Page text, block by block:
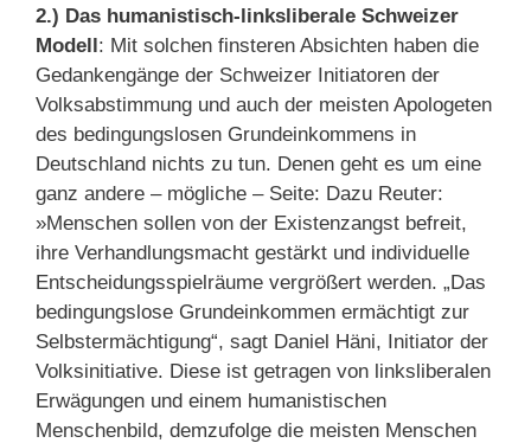
2.) Das humanistisch-linksliberale Schweizer
Modell: Mit solchen finsteren Absichten haben die
Gedankengänge der Schweizer Initiatoren der
Volksabstimmung und auch der meisten Apologeten
des bedingungslosen Grundeinkommens in
Deutschland nichts zu tun. Denen geht es um eine
ganz andere – mögliche – Seite: Dazu Reuter:
»Menschen sollen von der Existenzangst befreit,
ihre Verhandlungsmacht gestärkt und individuelle
Entscheidungsspielräume vergrößert werden. „Das
bedingungslose Grundeinkommen ermächtigt zur
Selbstermächtigung“, sagt Daniel Häni, Initiator der
Volksinitiative. Diese ist getragen von linksliberalen
Erwägungen und einem humanistischen
Menschenbild, demzufolge die meisten Menschen